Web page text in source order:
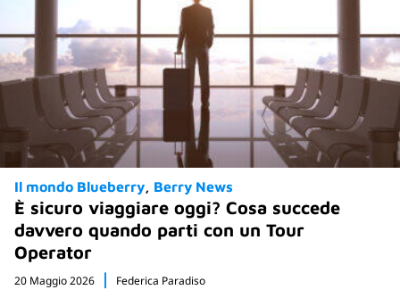
Il mondo Blueberry Berry News
È sicuro viaggiare oggi? Cosa succede
davvero quando parti con un Tour
Operator
20 Maggio 2026 Federica Paradiso